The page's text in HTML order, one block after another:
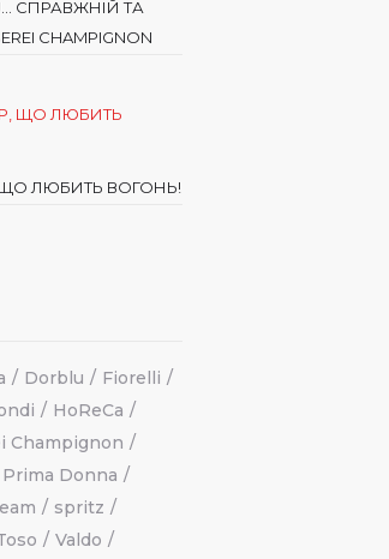
СПРАВЖНІЙ ТА
CHAMPIGNON
ЩО ЛЮБИТЬ ВОГОНЬ!
Dorblu
Fiorelli
HoReCa
Champignon
Prima Donna
spritz
Valdo